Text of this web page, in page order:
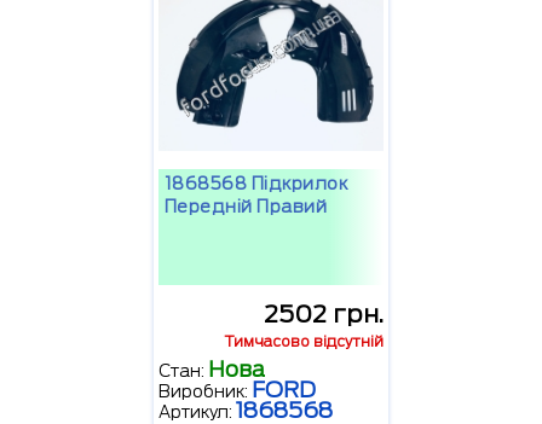
1868568 Підкрилок
Передній Правий
2502 грн.
Тимчасово відсутній
Стан: Нова
Виробник: FORD
Артикул: 1868568